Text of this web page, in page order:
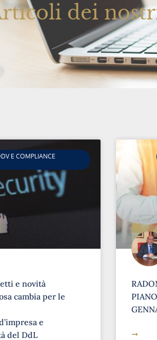
dei
E COMPLIANCE
e novità
cambia per le
e
del DdL
➞